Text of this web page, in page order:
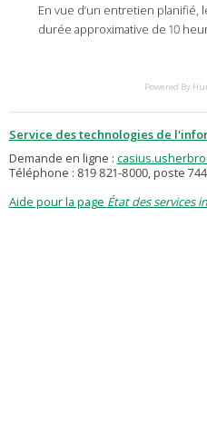
En vue d’un entretien
durée approximative de 10
Powered By
Service des technologies de
Demande en ligne :
Téléphone : 819 821-8000, poste
Aide pour la page État des services